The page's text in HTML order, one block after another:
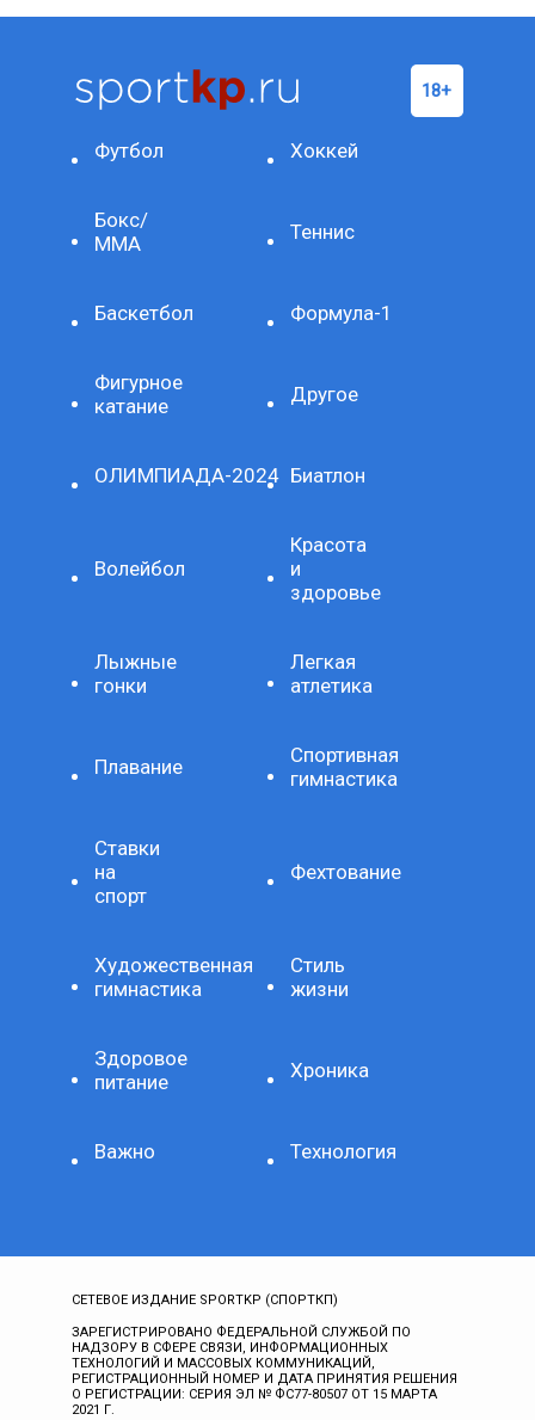
Футбол Хоккей
Бокс/
ММА
Теннис
Баскетбол Формула-1
Фигурное
катание
Другое
ОЛИМПИАДА-2024 Биатлон
Волейбол
Красота
и
здоровье
Лыжные
гонки
Легкая
атлетика
Плавание
Спортивная
гимнастика
Ставки
на
спорт
Фехтование
Художественная
гимнастика
Стиль
жизни
Здоровое
питание
Хроника
Важно Технология
СЕТЕВОЕ ИЗДАНИЕ SPORTKP (СПОРТКП)
ЗАРЕГИСТРИРОВАНО ФЕДЕРАЛЬНОЙ СЛУЖБОЙ ПО
НАДЗОРУ В СФЕРЕ СВЯЗИ, ИНФОРМАЦИОННЫХ
ТЕХНОЛОГИЙ И МАССОВЫХ КОММУНИКАЦИЙ,
РЕГИСТРАЦИОННЫЙ НОМЕР И ДАТА ПРИНЯТИЯ РЕШЕНИЯ
О РЕГИСТРАЦИИ: СЕРИЯ ЭЛ № ФС77-80507 ОТ 15 МАРТА
2021 Г.